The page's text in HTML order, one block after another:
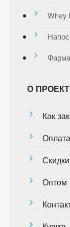
Whey
О
Как
Скидки
Оптом